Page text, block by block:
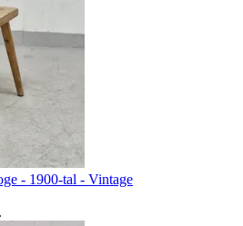
- 1900-tal - Vintage
.